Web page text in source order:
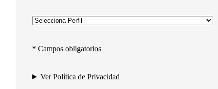
Sin
* Campos obligatorios
Ver Política de Privacidad